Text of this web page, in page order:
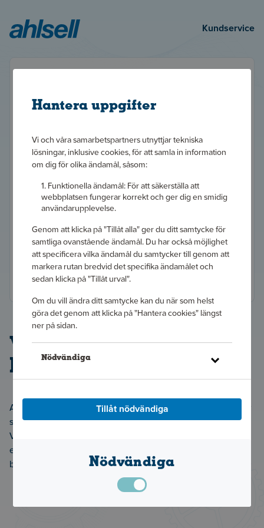
Kundservice
Välkommen till A-
klubben!
A-klubben är Ahlsells egen och unika kundklubb som riktar
sig till små och medelstora företagskunder inom El, VS,
Ventilation, Isolering, Kyl, VA, Bygg, Plåt, Fastighet, Industri
eller Lantbruk. Här får du olika förmåner beroende på din
bonusnivå.
Lösenord
Logga in
Återställ ditt lösenord
Klicka här
Hantera uppgifter
Vi och våra samarbetspartners utnyttjar tekniska
lösningar, inklusive cookies, för att samla in information
om dig för olika ändamål, såsom:
Funktionella ändamål: För att säkerställa att
webbplatsen fungerar korrekt och ger dig en smidig
användarupplevelse.
Genom att klicka på "Tillåt alla" ger du ditt samtycke för
samtliga ovanstående ändamål. Du har också möjlighet
att specificera vilka ändamål du samtycker till genom att
markera rutan bredvid det specifika ändamålet och
sedan klicka på "Tillåt urval".
Om du vill ändra ditt samtycke kan du när som helst
göra det genom att klicka på "Hantera cookies" längst
ner på sidan.
Nödvändiga
kakor och andra tekniska lösningar och hur vi inhämtar
och behandlar personuppgifter.
Tillåt nödvändiga
Nödvändiga